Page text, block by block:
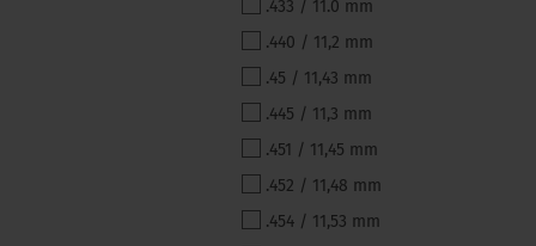
.433 / 11.0 mm
.440 / 11,2 mm
.45 / 11,43 mm
.445 / 11,3 mm
.451 / 11,45 mm
.452 / 11,48 mm
.454 / 11,53 mm